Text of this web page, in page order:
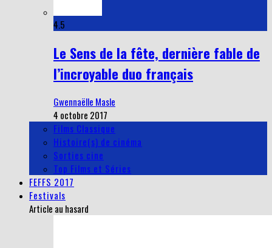
4.5
Le Sens de la fête, dernière fable de
l’incroyable duo français
Gwennaëlle Masle
4 octobre 2017
Films Classique
Histoire(s) de cinéma
Sorties cine
Top Films et Séries
FEFFS 2017
Festivals
Article au hasard